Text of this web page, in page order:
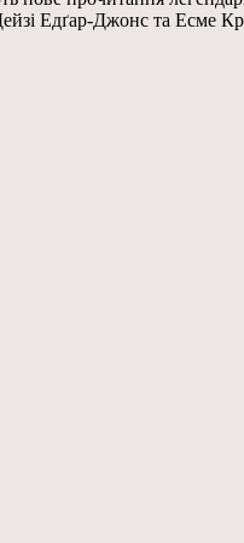
Дейзі Едґар-Джонс та Есме